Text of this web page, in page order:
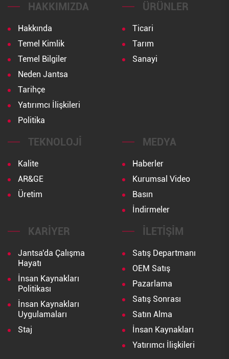
HAKKIMIZDA
Hakkında
Temel Kimlik
Temel Bilgiler
Neden Jantsa
Tarihçe
Yatırımcı İlişkileri
Politika
ÜRÜNLER
Ticari
Tarım
Sanayi
TEKNOLOJI
Kalite
AR&GE
Üretim
MEDYA
Haberler
Kurumsal Video
Basın
İndirmeler
KARIYER
Jantsa'da Çalışma
Hayatı
İnsan Kaynakları
Politikası
İnsan Kaynakları
Uygulamaları
Staj
İLETIŞIM
Satış Departmanı
OEM Satış
Pazarlama
Satış Sonrası
Satın Alma
İnsan Kaynakları
Yatırımcı İlişkileri